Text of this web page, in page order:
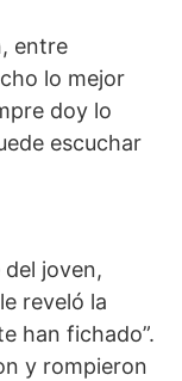
entre
lo mejor
doy lo
escuchar
joven,
reveló la
han fichado”.
y rompieron